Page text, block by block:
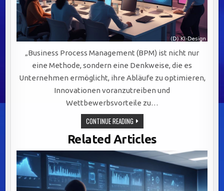
„Business Process Management (BPM) ist nicht nur
eine Methode, sondern eine Denkweise, die es
Unternehmen ermöglicht, ihre Abläufe zu optimieren,
Innovationen voranzutreiben und
Wettbewerbsvorteile zu…
CONTINUE READINGBPM:
DER
SCHLÜSSELFAKTOR
FÜR
EFFIZIENZ,
AGILITÄT
UND
NACHHALTIGEN
UNTERNEHMENSERFOLG
IN
DER
Related Articles